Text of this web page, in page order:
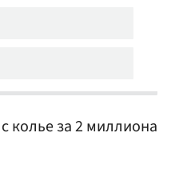
колье за 2 миллиона